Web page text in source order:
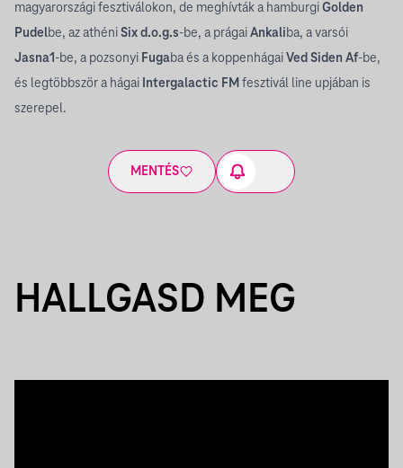
magyarországi fesztiválokon, de meghívták a hamburgiGolden
Pudelbe, az athéniSix d.o.g.s-be, a prágaiAnkaliba, a varsói
Jasna1-be, a pozsonyi Fugaba és a koppenhágaiVed Siden Af-be,
és legtöbbször a hágai Intergalactic FM fesztivál line upjában is
szerepel.
MENTÉS
HALLGASD MEG